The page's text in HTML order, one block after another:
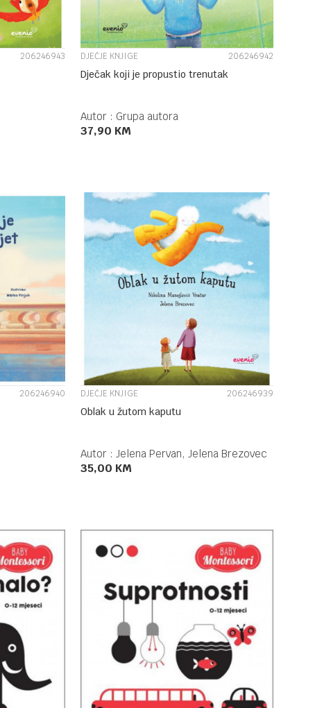
206246943 DJEČJE KNJIGE 206246942
Dječak koji je propustio trenutak
Autor : Grupa autora
37,90 KM
206246940
UPOREDI
DJEČJE KNJIGE 206246939
Oblak u žutom kaputu
Autor : Jelena Pervan, Jelena Brezovec
35,00 KM
UPOREDI